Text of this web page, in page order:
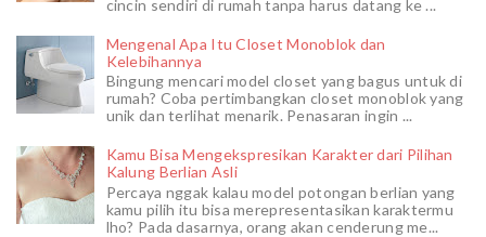
cincin sendiri di rumah tanpa harus datang ke ...
Mengenal Apa Itu Closet Monoblok dan
Kelebihannya
Bingung mencari model closet yang bagus untuk di
rumah? Coba pertimbangkan closet monoblok yang
unik dan terlihat menarik. Penasaran ingin ...
Kamu Bisa Mengekspresikan Karakter dari Pilihan
Kalung Berlian Asli
Percaya nggak kalau model potongan berlian yang
kamu pilih itu bisa merepresentasikan karaktermu
lho? Pada dasarnya, orang akan cenderung me...